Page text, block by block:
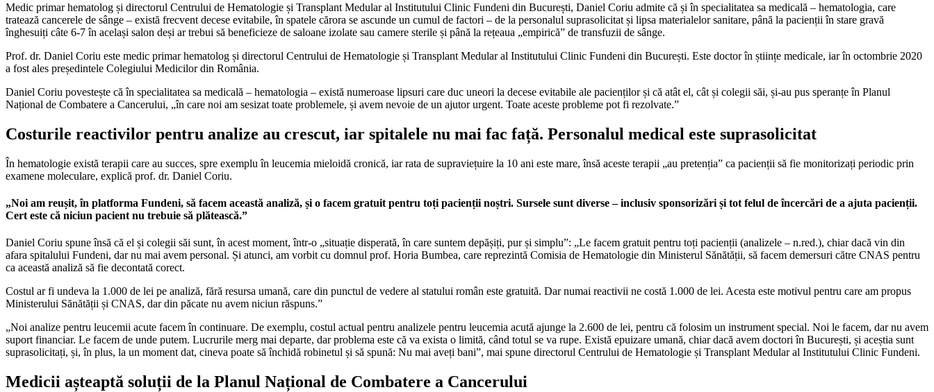
Medic primar hematolog și directorul Centrului de Hematologie și Transplant Medular al Institutului Clinic Fundeni din București, Daniel Coriu admite că și în specialitatea sa medicală – hematologia, care
tratează cancerele de sânge – există frecvent decese evitabile, în spatele cărora se ascunde un cumul de factori – de la personalul suprasolicitat și lipsa materialelor sanitare, până la pacienții în stare gravă
înghesuiți câte 6-7 în același salon deși ar trebui să beneficieze de saloane izolate sau camere sterile și până la rețeaua „empirică” de transfuzii de sânge.
Prof. dr. Daniel Coriu este medic primar hematolog și directorul Centrului de Hematologie și Transplant Medular al Institutului Clinic Fundeni din București. Este doctor în științe medicale, iar în octombrie 2020
a fost ales președintele Colegiului Medicilor din România.
Daniel Coriu povestește că în specialitatea sa medicală – hematologia – există numeroase lipsuri care duc uneori la decese evitabile ale pacienților și că atât el, cât și colegii săi, și-au pus speranțe în Planul
Național de Combatere a Cancerului, „în care noi am sesizat toate problemele, și avem nevoie de un ajutor urgent. Toate aceste probleme pot fi rezolvate.”
Costurile reactivilor pentru analize au crescut, iar spitalele nu mai fac față. Personalul medical este suprasolicitat
În hematologie există terapii care au succes, spre exemplu în leucemia mieloidă cronică, iar rata de supraviețuire la 10 ani este mare, însă aceste terapii „au pretenția” ca pacienții să fie monitorizați periodic prin
examene moleculare, explică prof. dr. Daniel Coriu.
„Noi am reușit, în platforma Fundeni, să facem această analiză, și o facem gratuit pentru toți pacienții noștri. Sursele sunt diverse – inclusiv sponsorizări și tot felul de încercări de a ajuta pacienții.
Cert este că niciun pacient nu trebuie să plătească.”
Daniel Coriu spune însă că el și colegii săi sunt, în acest moment, într-o „situație disperată, în care suntem depășiți, pur și simplu”: „Le facem gratuit pentru toți pacienții (analizele – n.red.), chiar dacă vin din
afara spitalului Fundeni, dar nu mai avem personal. Și atunci, am vorbit cu domnul prof. Horia Bumbea, care reprezintă Comisia de Hematologie din Ministerul Sănătății, să facem demersuri către CNAS pentru
ca această analiză să fie decontată corect.
Costul ar fi undeva la 1.000 de lei pe analiză, fără resursa umană, care din punctul de vedere al statului român este gratuită. Dar numai reactivii ne costă 1.000 de lei. Acesta este motivul pentru care am propus
Ministerului Sănătății și CNAS, dar din păcate nu avem niciun răspuns.”
„Noi analize pentru leucemii acute facem în continuare. De exemplu, costul actual pentru analizele pentru leucemia acută ajunge la 2.600 de lei, pentru că folosim un instrument special. Noi le facem, dar nu avem
suport financiar. Le facem de unde putem. Lucrurile merg mai departe, dar problema este că va exista o limită, când totul se va rupe. Există epuizare umană, chiar dacă avem doctori în București, și aceștia sunt
suprasolicitați, și, în plus, la un moment dat, cineva poate să închidă robinetul și să spună: Nu mai aveți bani”, mai spune directorul Centrului de Hematologie și Transplant Medular al Institutului Clinic Fundeni.
Medicii așteaptă soluții de la Planul Național de Combatere a Cancerului